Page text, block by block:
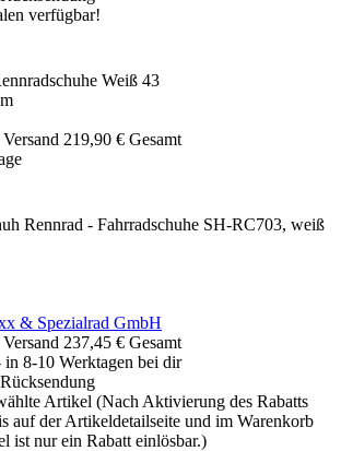
verfügbar!
Weiß 43
219,90 € Gesamt
Rennrad - Fahrradschuhe SH-RC703, weiß
& Spezialrad GmbH
237,45 € Gesamt
8-10 Werktagen bei dir
Artikel (Nach Aktivierung des Rabatts
auf der Artikeldetailseite und im Warenkorb
ist nur ein Rabatt einlösbar.)